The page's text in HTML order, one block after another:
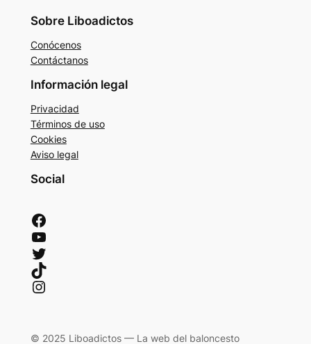
Sobre Liboadictos
Conócenos
Contáctanos
Información legal
Privacidad
Términos de uso
Cookies
Aviso legal
Social
Facebook
YouTube
Twitter
TikTok
Instagram
© 2025 Liboadictos — La web del baloncesto